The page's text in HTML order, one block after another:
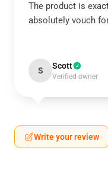
The product is
absolutely vouch
S Scott
Verified owner
Write your review